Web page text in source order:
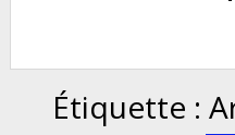
Étiquette :